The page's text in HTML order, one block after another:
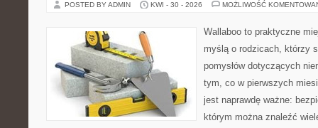
POSTED BY ADMIN KWI - 30 - 2026 MOŻLIWOŚĆ
Wallaboo to praktyczne
myślą o rodzicach, którzy
pomysłów dotyczących
tym, co w pierwszych
jest naprawdę ważne:
którym można znaleźć